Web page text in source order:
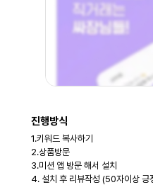
진행방식
1.키워드 복사하기
2.상품방문
3.미션 앱 방문 해서 설치
4. 설치 후 리뷰작성 (50자이상 긍